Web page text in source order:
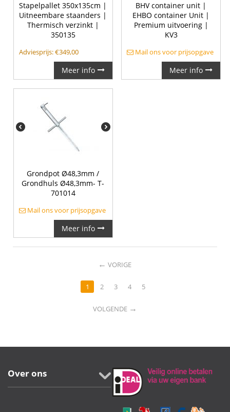
Stapelpallet 350x135cm |
Uitneembare staanders |
Thermisch verzinkt |
350135
Adviesprijs:€349,00
Meer info
BHV container unit |
EHBO container Unit |
Premium uitvoering |
KV3
Mail ons voor prijsopgave
Meer info
Grondpot Ø48,3mm /
Grondhuls Ø48,3mm- T-
701014
Mail ons voor prijsopgave
Meer info
← VORIGE
1 2 3 4 5
VOLGENDE →
Over ons